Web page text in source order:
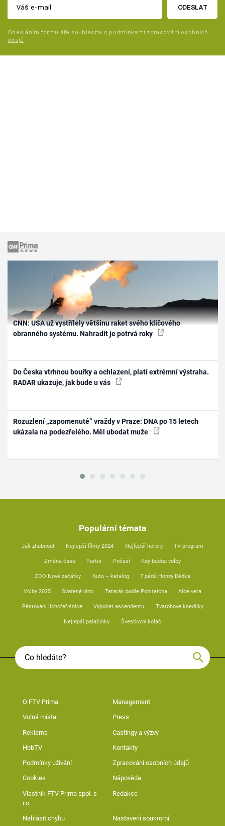
ODESLAT
Odesláním formuláře souhlasíte s podmínkami zpracování osobních
údajů
CNN: USA už vystřílely většinu raket svého klíčového
obranného systému. Nahradit je potrvá roky
Do Česka vtrhnou bouřky a ochlazení, platí extrémní výstraha.
RADAR ukazuje, jak bude u vás
Rozuzlení „zapomenuté“ vraždy v Praze: DNA po 15 letech
ukázala na podezřelého. Měl ubodat muže
Populární témata
Jak zhubnout Nejlepší filmy 2024 Nejlepší horory TV program
Změna času Partie Počasí Kdy budou volby
ZOO Nové začátky Auto – katalog 7 pádů Honzy Dědka
Volby 2025 Svařené víno Tatarák podle Pohlreicha Aloe vera
Pěstování lichořeřišnice Výpočet ascendentu Tvarohové knedlíky
Nejlepší palačinky Švestkový koláč
O FTV Prima Management
Volná místa Press
Reklama Castingy a výzvy
HbbTV Kontakty
Podmínky užívání Zpracování osobních údajů
Cookies Nápověda
Vlastník FTV Prima spol. s
r.o.
Redakce
Nahlásit chybu Nastavení soukromí